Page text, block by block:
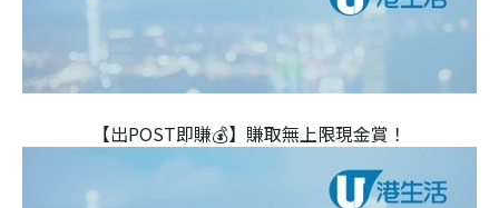
【出POST即賺💰】賺取無上限現金賞！